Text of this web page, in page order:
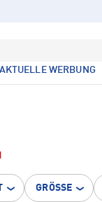
AKTUELLE WERBUNG
GRÖSSE